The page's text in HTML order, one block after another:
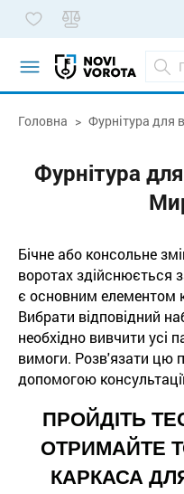
Головна Фурнітура для
Фурнітура
Бічне або консольне
воротах здійснюється
є основним елементом
Вибрати відповідний
необхідно вивчити усі
вимоги. Розв'язати цю
допомогою
ПРОЙДІТЬ
ОТРИМАЙТЕ
КАРКАСА